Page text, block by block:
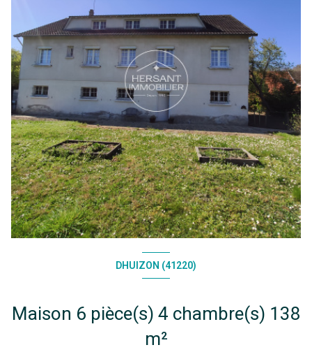
DHUIZON (41220)
Maison 6 pièce(s) 4 chambre(s) 138
m²